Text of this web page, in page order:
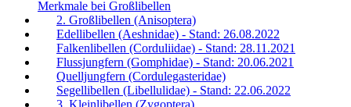
Merkmale bei Großlibellen
2. Großlibellen (Anisoptera)
Edellibellen (Aeshnidae) - Stand: 26.08.2022
Falkenlibellen (Corduliidae) - Stand: 28.11.2021
Flussjungfern (Gomphidae) - Stand: 20.06.2021
Quelljungfern (Cordulegasteridae)
Segellibellen (Libellulidae) - Stand: 22.06.2022
3. Kleinlibellen (Zygoptera)